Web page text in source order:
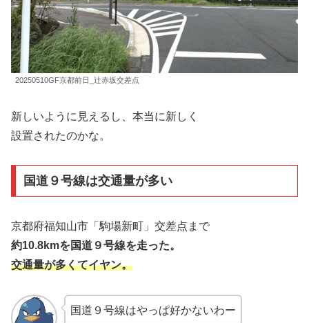
20250510GF京都前日_辻赤坂交差点
新しいように見えるし、本当に新しく
設置されたのかな。
国道９号線は交通量が多い
京都府福知山市「駒場新町」交差点まで
約10.8kmを国道９号線を走った。
交通量が多くてイヤン。
国道９号線はやっぱ好かないわー